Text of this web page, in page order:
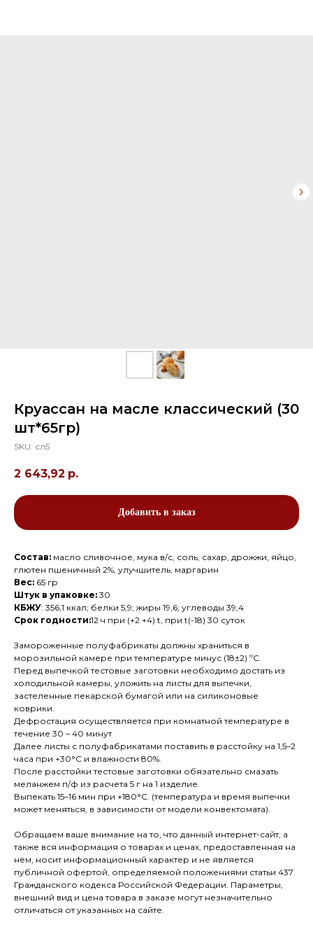
Круассан на масле классический (30
шт*65гр)
SKU: сл5
2 643,92 р.
Добавить в заказ
Состав: масло сливочное, мука в/с, соль, сахар, дрожжи, яйцо,
глютен пшеничный 2%, улучшитель, маргарин
Вес: 65 гр
Штук в упаковке: 30
КБЖУ: 356,1 ккал; белки 5,9; жиры 19,6; углеводы 39,4
Срок годности:12 ч при (+2 +4) t, при t(-18) 30 суток
Замороженные полуфабрикаты должны храниться в
морозильной камере при температуре минус (18±2) ºС.
Перед выпечкой тестовые заготовки необходимо достать из
холодильной камеры, уложить на листы для выпечки,
застеленные пекарской бумагой или на силиконовые
коврики.
Дефростация осуществляется при комнатной температуре в
течение 30 – 40 минут
Далее листы с полуфабрикатами поставить в расстойку на 1,5–2
часа при +30°С и влажности 80%.
После расстойки тестовые заготовки обязательно смазать
меланжем п/ф из расчета 5 г на 1 изделие.
Выпекать 15–16 мин при +180°С. (температура и время выпечки
может меняться, в зависимости от модели конвектомата).
Обращаем ваше внимание на то, что данный интернет-сайт, а
также вся информация о товарах и ценах, предоставленная на
нём, носит информационный характер и не является
публичной офертой, определяемой положениями статьи 437
Гражданского кодекса Российской Федерации. Параметры,
внешний вид и цена товара в заказе могут незначительно
отличаться от указанных на сайте.